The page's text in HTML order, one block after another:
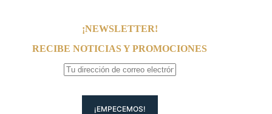
¡NEWSLETTER!
RECIBE NOTICIAS Y PROMOCIONES